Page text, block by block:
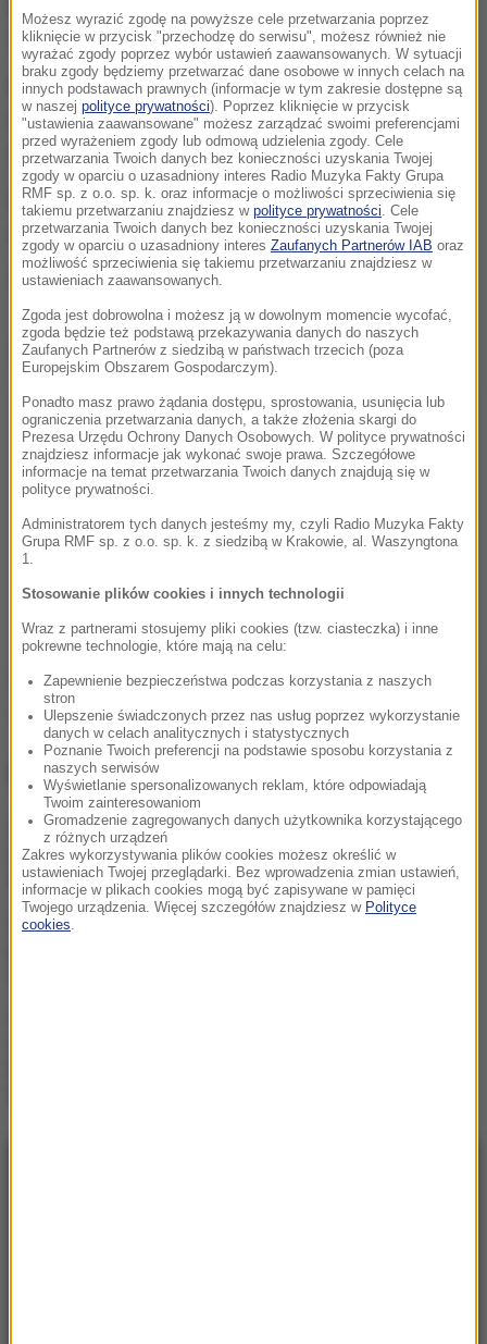
zwierzę.
Maciej Kimet zatrzymał auto w bezpiecznym
miejscu, założył kamizelkę odblaskową, wstrzymał
ruch w obu kierunkach i zabrał zwierzaka.
W Pniewach policjant oddał kotka w ręce lekarza
weterynarii.
(mpw)
Dalsza część artykułu pod materiałem video:
Źródło: RMF FM
Tagi:kot
NAJWAŻNIEJSZE FAKTY
Tragedia nad Błękitną
Laguną w Siechnicach. 19-
latek utonął ratując kolegę
Możesz wyrazić zgodę na powyższe cele przetwarzania poprzez
kliknięcie w przycisk "przechodzę do serwisu", możesz również nie
wyrażać zgody poprzez wybór ustawień zaawansowanych. W sytuacji
braku zgody będziemy przetwarzać dane osobowe w innych celach na
innych podstawach prawnych (informacje w tym zakresie dostępne są
w naszej polityce prywatności). Poprzez kliknięcie w przycisk
"ustawienia zaawansowane" możesz zarządzać swoimi preferencjami
przed wyrażeniem zgody lub odmową udzielenia zgody. Cele
przetwarzania Twoich danych bez konieczności uzyskania Twojej
zgody w oparciu o uzasadniony interes Radio Muzyka Fakty Grupa
RMF sp. z o.o. sp. k. oraz informacje o możliwości sprzeciwienia się
takiemu przetwarzaniu znajdziesz w polityce prywatności. Cele
przetwarzania Twoich danych bez konieczności uzyskania Twojej
zgody w oparciu o uzasadniony interes Zaufanych Partnerów IAB oraz
możliwość sprzeciwienia się takiemu przetwarzaniu znajdziesz w
ustawieniach zaawansowanych.
Zgoda jest dobrowolna i możesz ją w dowolnym momencie wycofać,
zgoda będzie też podstawą przekazywania danych do naszych
Zaufanych Partnerów z siedzibą w państwach trzecich (poza
Europejskim Obszarem Gospodarczym).
Ponadto masz prawo żądania dostępu, sprostowania, usunięcia lub
ograniczenia przetwarzania danych, a także złożenia skargi do
Prezesa Urzędu Ochrony Danych Osobowych. W polityce prywatności
znajdziesz informacje jak wykonać swoje prawa. Szczegółowe
informacje na temat przetwarzania Twoich danych znajdują się w
polityce prywatności.
Administratorem tych danych jesteśmy my, czyli Radio Muzyka Fakty
Grupa RMF sp. z o.o. sp. k. z siedzibą w Krakowie, al. Waszyngtona
1.
Stosowanie plików cookies i innych technologii
Wraz z partnerami stosujemy pliki cookies (tzw. ciasteczka) i inne
pokrewne technologie, które mają na celu:
Zapewnienie bezpieczeństwa podczas korzystania z naszych
stron
Ulepszenie świadczonych przez nas usług poprzez wykorzystanie
danych w celach analitycznych i statystycznych
Poznanie Twoich preferencji na podstawie sposobu korzystania z
naszych serwisów
Wyświetlanie spersonalizowanych reklam, które odpowiadają
Twoim zainteresowaniom
Gromadzenie zagregowanych danych użytkownika korzystającego
z różnych urządzeń
Zakres wykorzystywania plików cookies możesz określić w
ustawieniach Twojej przeglądarki. Bez wprowadzenia zmian ustawień,
informacje w plikach cookies mogą być zapisywane w pamięci
Twojego urządzenia. Więcej szczegółów znajdziesz w Polityce
cookies.